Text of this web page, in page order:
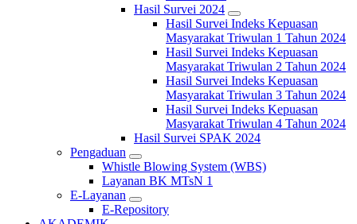
Hasil Survei 2024
Hasil Survei Indeks Kepuasan
Masyarakat Triwulan 1 Tahun 2024
Hasil Survei Indeks Kepuasan
Masyarakat Triwulan 2 Tahun 2024
Hasil Survei Indeks Kepuasan
Masyarakat Triwulan 3 Tahun 2024
Hasil Survei Indeks Kepuasan
Masyarakat Triwulan 4 Tahun 2024
Hasil Survei SPAK 2024
Pengaduan
Whistle Blowing System (WBS)
Layanan BK MTsN 1
E-Layanan
E-Repository